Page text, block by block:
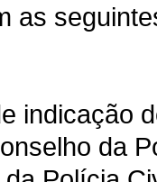
as
indicação
da